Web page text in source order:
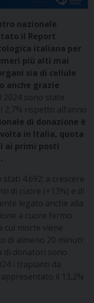
nazionale
il Report
italiana per
più alti mai
sia di cellule
anche grazie
2024 sono state
rispetto all’anno
di donazione è
in Italia, quota
ai primi posti
4.692: a crescere
di cuore (+13%) e di
legato anche alla
a cuore fermo
cui morte viene
di almeno 20 minuti:
di donatori sono
i trapianti da
il 13,2%